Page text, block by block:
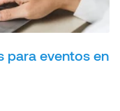
para eventos en